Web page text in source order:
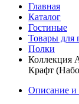
Главная
Каталог
Гостиные
Товары для
Полки
Коллекция
Крафт
Описание и